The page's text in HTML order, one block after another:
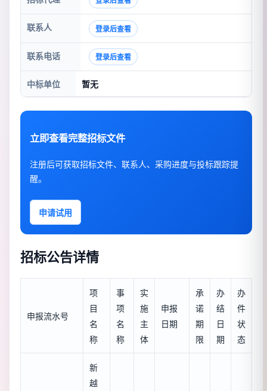
联系人 登录后查看
联系电话 登录后查看
中标单位 暂无
立即查看完整招标文件
注册后可获取招标文件、联系人、采购进度与投标跟踪提
醒。
申请试用
招标公告详情
申报流水号
项
目
名
称
事
项
名
称
实
施
主
体
申报
日期
承
诺
期
限
办
结
日
期
办
件
状
态
新
越